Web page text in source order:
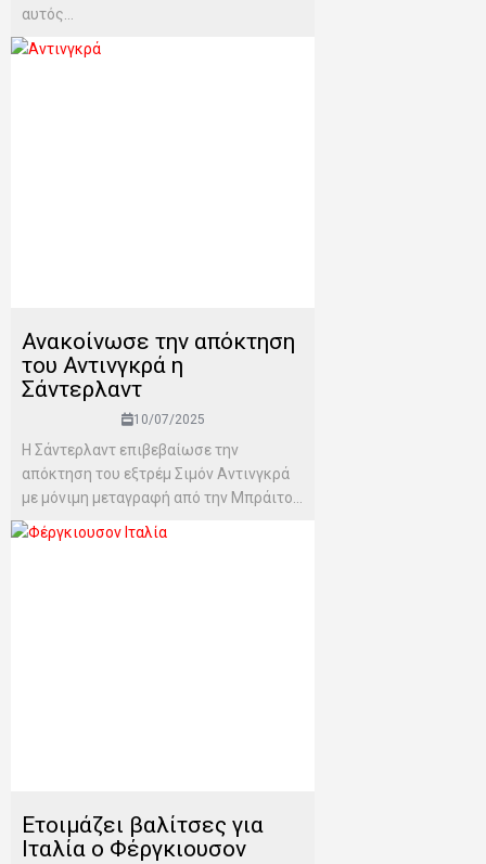
αυτός...
Ανακοίνωσε την απόκτηση
του Αντινγκρά η
Σάντερλαντ
10/07/2025
Η Σάντερλαντ επιβεβαίωσε την
απόκτηση του εξτρέμ Σιμόν Αντινγκρά
με μόνιμη μεταγραφή από την Μπράιτο...
Ετοιμάζει βαλίτσες για
Ιταλία ο Φέργκιουσον